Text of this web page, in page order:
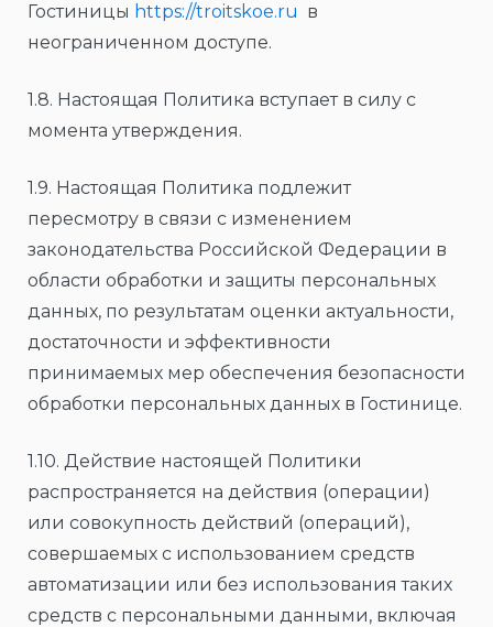
Гостиницы https://troitskoe.ru в
неограниченном доступе.
1.8. Настоящая Политика вступает в силу с
момента утверждения.
1.9. Настоящая Политика подлежит
пересмотру в связи с изменением
законодательства Российской Федерации в
области обработки и защиты персональных
данных, по результатам оценки актуальности,
достаточности и эффективности
принимаемых мер обеспечения безопасности
обработки персональных данных в Гостинице.
1.10. Действие настоящей Политики
распространяется на действия (операции)
или совокупность действий (операций),
совершаемых с использованием средств
автоматизации или без использования таких
средств с персональными данными, включая